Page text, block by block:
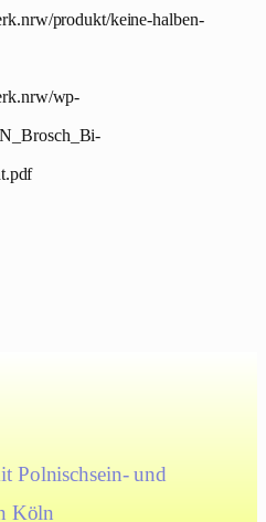
produkt/keine-halben-
wp-
Polnischsein- und
Köln